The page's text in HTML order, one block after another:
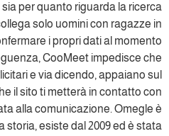
per quanto riguarda la ricerca
solo uomini con ragazze in
i propri dati al momento
CooMeet impedisce che
e via dicendo, appaiano sul
il sito ti metterà in contatto con
alla comunicazione. Omegle è
storia, esiste dal 2009 ed è stata